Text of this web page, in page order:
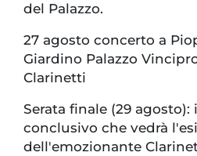
del Palazzo.
27 agosto concerto a
Giardino Palazzo
Clarinetti
Serata finale (29
conclusivo che vedrà
dell'emozionante